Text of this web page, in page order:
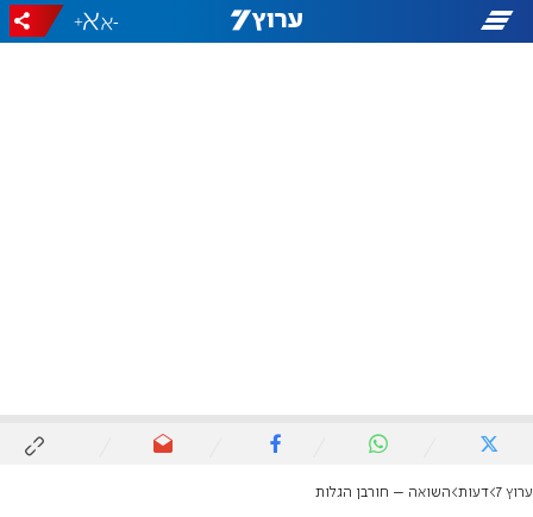
-
+
ערוץ 7 דעות השואה – חורבן הגלות